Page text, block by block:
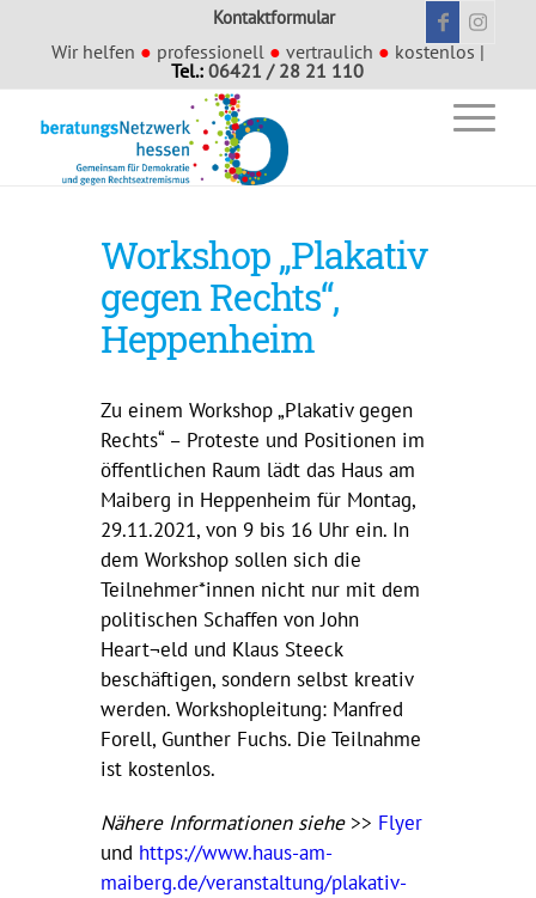
Kontaktformular
Wir helfen ● professionell ● vertraulich ● kostenlos |
Tel.:06421 / 28 21 110
Workshop „Plakativ
gegen Rechts“,
Heppenheim
Zu einem Workshop „Plakativ gegen
Rechts“ – Proteste und Positionen im
öffentlichen Raum lädt das Haus am
Maiberg in Heppenheim für Montag,
29.11.2021, von 9 bis 16 Uhr ein. In
dem Workshop sollen sich die
Teilnehmer*innen nicht nur mit dem
politischen Schaffen von John
Heart¬eld und Klaus Steeck
beschäftigen, sondern selbst kreativ
werden. Workshopleitung: Manfred
Forell, Gunther Fuchs. Die Teilnahme
ist kostenlos.
Nähere Informationen siehe>> Flyer
und https://www.haus-am-
maiberg.de/veranstaltung/plakativ-